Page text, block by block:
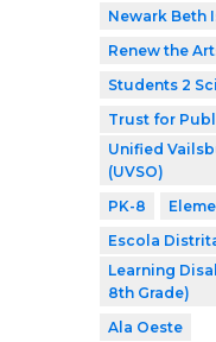
Newark Beth
Renew the
Students 2
Trust for
Unified
(UVSO)
PK-8
Escola
Learning
8th Grade)
Ala Oeste